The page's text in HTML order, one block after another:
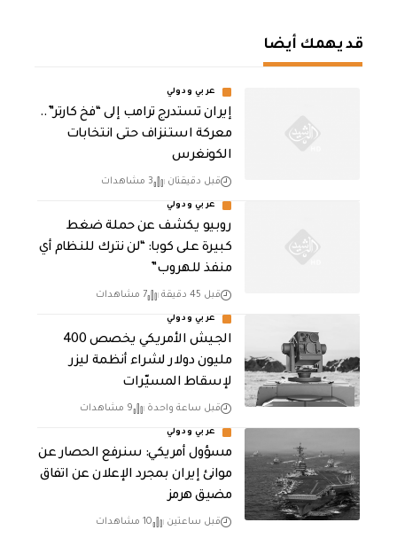
قد يهمك أيضا
عربي ودولي
إيران تستدرج ترامب إلى “فخ كارتر”..
معركة استنزاف حتى انتخابات
الكونغرس
قبل دقيقتان 3 مشاهدات
عربي ودولي
روبيو يكشف عن حملة ضغط
كبيرة على كوبا: “لن نترك للنظام أي
منفذ للهروب”
قبل 45 دقيقة 7 مشاهدات
عربي ودولي
الجيش الأمريكي يخصص 400
مليون دولار لشراء أنظمة ليزر
لإسقاط المسيّرات
قبل ساعة واحدة 9 مشاهدات
عربي ودولي
مسؤول أمريكي: سنرفع الحصار عن
موانئ إيران بمجرد الإعلان عن اتفاق
مضيق هرمز
قبل ساعتين 10 مشاهدات